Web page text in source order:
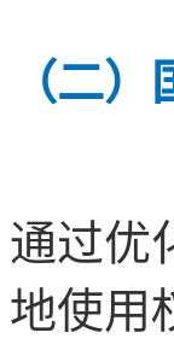
（二
通过优
地使用